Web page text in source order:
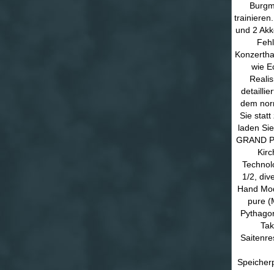
und 2
wie
dem
Sie statt
laden
GRAND
1/2,
Hand
pure